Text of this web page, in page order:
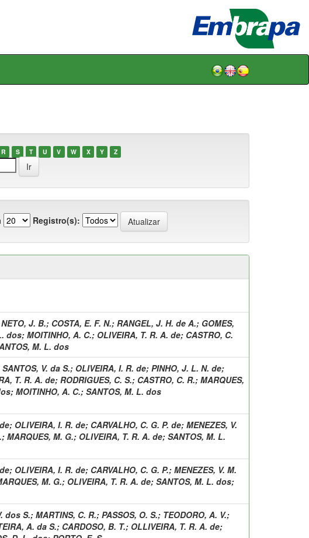
R S T U V W X Y Z
Registro(s):
NETO, J. B.; COSTA, E. F. N.; RANGEL, J. H. de A.; GOMES,
dos; MOITINHO, A. C.; OLIVEIRA, T. R. A. de; CASTRO, C.
M. L. dos
SANTOS, V. da S.; OLIVEIRA, I. R. de; PINHO, J. L. N. de;
T. R. A. de; RODRIGUES, C. S.; CASTRO, C. R.; MARQUES,
; MOITINHO, A. C.; SANTOS, M. L. dos
; OLIVEIRA, I. R. de; CARVALHO, C. G. P. de; MENEZES, V.
; MARQUES, M. G.; OLIVEIRA, T. R. A. de; SANTOS, M. L.
; OLIVEIRA, I. R. de; CARVALHO, C. G. P.; MENEZES, V. M.
M. G.; OLIVEIRA, T. R. A. de; SANTOS, M. L. dos;
dos S.; MARTINS, C. R.; PASSOS, O. S.; TEODORO, A. V.;
A. da S.; CARDOSO, B. T.; OLLIVEIRA, T. R. A. de;